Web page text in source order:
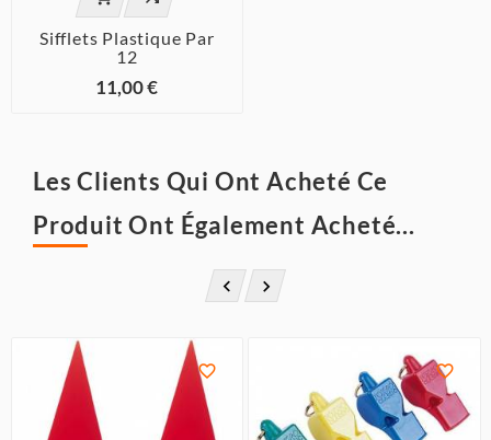
Sifflets Plastique Par
12
11,00 €
Les Clients Qui Ont Acheté Ce
Produit Ont Également Acheté...
 
 